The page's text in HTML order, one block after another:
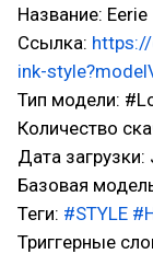
Название:
Ссылка:
ink-
Тип модели:
Количество
Дата
Базовая
Теги: #STYLE
Триггерные